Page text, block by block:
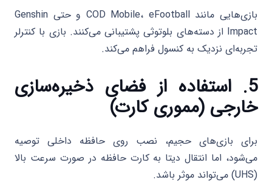
بازی‌هایی مانند COD Mobile، eFootball و حتی Genshin
Impact از دسته‌های بلوتوثی پشتیبانی می‌کنند. بازی با کنترلر
تجربه‌ای نزدیک به کنسول فراهم می‌کند.
5. استفاده از فضای ذخیره‌سازی
خارجی (مموری کارت)
برای بازی‌های حجیم، نصب روی حافظه داخلی توصیه
می‌شود، اما انتقال دیتا به کارت حافظه در صورت سرعت بالا
(UHS) می‌تواند موثر باشد.